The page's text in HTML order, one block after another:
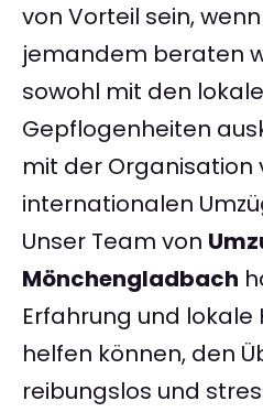
von Vorteil sein,
jemandem beraten
sowohl mit den
Gepflogenheiten
mit der Organisation
internationalen
Unser Team von
Mönchengladbach
Erfahrung und lokale
helfen können, den
reibungslos und